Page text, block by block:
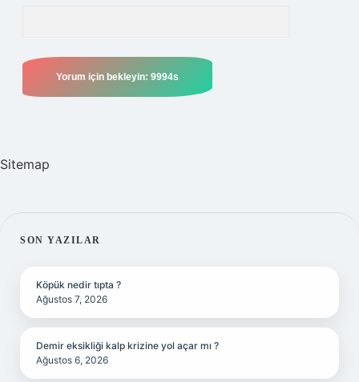
Sitemap
SIDEBAR
SON YAZILAR
Köpük nedir tıpta ?
Ağustos 7, 2026
Demir eksikliği kalp krizine yol açar mı ?
Ağustos 6, 2026